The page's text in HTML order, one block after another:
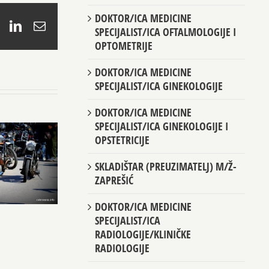
LinkedIn
Email
DOKTOR/ICA MEDICINE
SPECIJALIST/ICA OFTALMOLOGIJE I
OPTOMETRIJE
DOKTOR/ICA MEDICINE
SPECIJALIST/ICA GINEKOLOGIJE
DOKTOR/ICA MEDICINE
SPECIJALIST/ICA GINEKOLOGIJE I
OPSTETRICIJE
SKLADIŠTAR (PREUZIMATELJ) M/Ž-
ZAPREŠIĆ
DOKTOR/ICA MEDICINE
SPECIJALIST/ICA
RADIOLOGIJE/KLINIČKE
RADIOLOGIJE